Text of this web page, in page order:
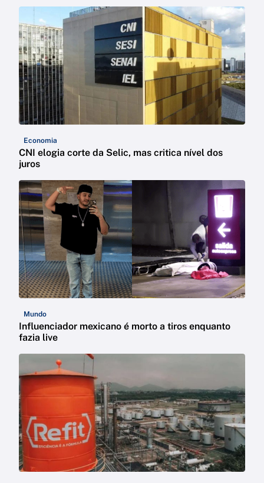
Economia
CNI elogia corte da Selic, mas critica nível dos
juros
Mundo
Influenciador mexicano é morto a tiros enquanto
fazia live